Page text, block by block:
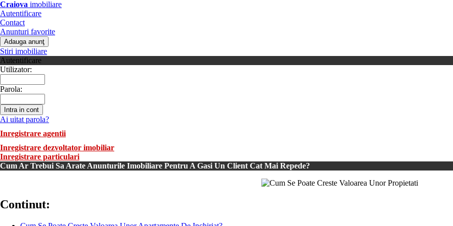
Craiova imobiliare
Autentificare
Contact
Anunturi favorite
Stiri imobiliare
Autentificare
Utilizator:
Parola:
Ai uitat parola?
Inregistrare agentii
Inregistrare dezvoltator imobiliar
Inregistrare particulari
Cum Ar Trebui Sa Arate Anunturile Imobiliare Pentru A Gasi Un Client Cat Mai Repede?
Continut: